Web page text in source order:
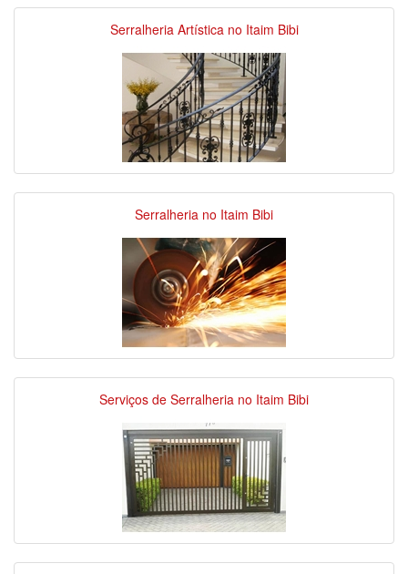
Serralheria Artística no Itaim Bibi
Serralheria no Itaim Bibi
Serviços de Serralheria no Itaim Bibi